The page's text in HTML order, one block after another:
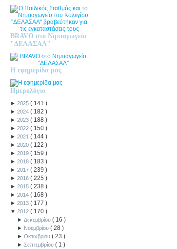
BRAVO στο Νηπιαγωγείο
"ΔΕΛΑΣΑΛ"
Η εφημερίδα μας
Ημερολόγιο
► 2025 ( 141 )
► 2024 ( 182 )
► 2023 ( 188 )
► 2022 ( 150 )
► 2021 ( 144 )
► 2020 ( 122 )
► 2019 ( 159 )
► 2018 ( 183 )
► 2017 ( 239 )
► 2016 ( 225 )
► 2015 ( 238 )
► 2014 ( 168 )
► 2013 ( 177 )
▼ 2012 ( 170 )
►Δεκεμβρίου( 16)
► Νοεμβρίου(28)
►Οκτωβρίου(23)
►Σεπτεμβρίου( 1)